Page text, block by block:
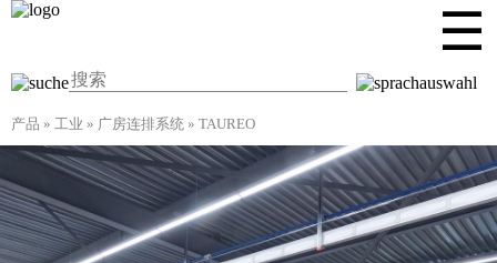
☰
产品 » 工业 » 广房连排系统 » TAUREO